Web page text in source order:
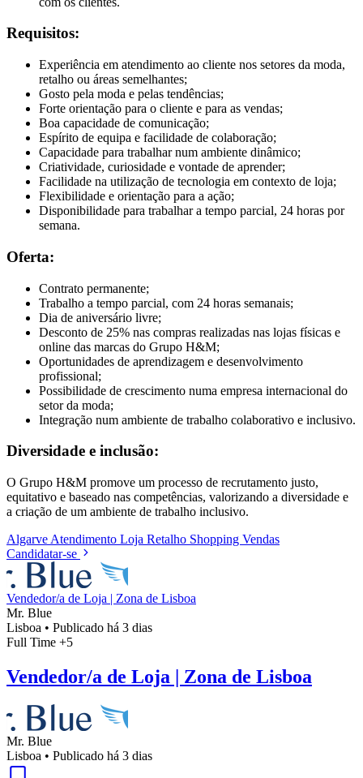
Requisitos:
Experiência em atendimento ao cliente nos setores da moda,
retalho ou áreas semelhantes;
Gosto pela moda e pelas tendências;
Forte orientação para o cliente e para as vendas;
Boa capacidade de comunicação;
Espírito de equipa e facilidade de colaboração;
Capacidade para trabalhar num ambiente dinâmico;
Criatividade, curiosidade e vontade de aprender;
Facilidade na utilização de tecnologia em contexto de loja;
Flexibilidade e orientação para a ação;
Disponibilidade para trabalhar a tempo parcial, 24 horas por
semana.
Oferta:
Contrato permanente;
Trabalho a tempo parcial, com 24 horas semanais;
Dia de aniversário livre;
Desconto de 25% nas compras realizadas nas lojas físicas e
online das marcas do Grupo H&M;
Oportunidades de aprendizagem e desenvolvimento
profissional;
Possibilidade de crescimento numa empresa internacional do
setor da moda;
Integração num ambiente de trabalho colaborativo e inclusivo.
Diversidade e inclusão:
O Grupo H&M promove um processo de recrutamento justo,
equitativo e baseado nas competências, valorizando a diversidade e
a criação de um ambiente de trabalho inclusivo.
Algarve Atendimento Loja Retalho Shopping Vendas
Candidatar-se
Vendedor/a de Loja | Zona de Lisboa
Mr. Blue
Lisboa • Publicado há 3 dias
Full Time +5
Vendedor/a de Loja | Zona de Lisboa
Mr. Blue
Lisboa • Publicado há 3 dias